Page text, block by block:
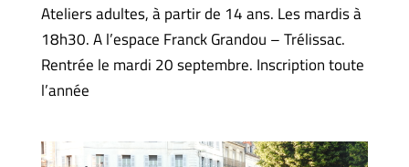
Ateliers adultes, à partir de 14 ans. Les mardis à
18h30. A l’espace Franck Grandou – Trélissac.
Rentrée le mardi 20 septembre. Inscription toute
l’année